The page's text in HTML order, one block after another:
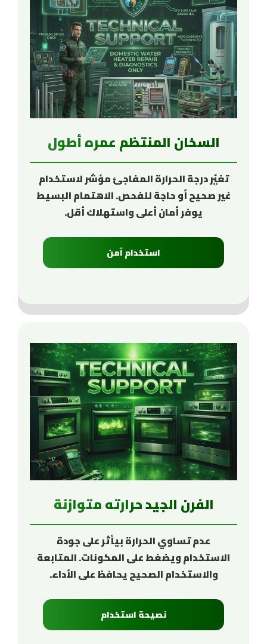
السخان المنتظم عمره أطول
تغيّر درجة الحرارة المفاجئ مؤشر لاستخدام
غير صحيح أو حاجة للفحص. الاهتمام البسيط
يوفر أمان أعلى واستهلاك أقل.
استخدام آمن
الفرن الجيد حرارته متوازنة
عدم تساوي الحرارة بيأثر على جودة
الاستخدام ويضغط على المكونات. المتابعة
والاستخدام الصحيح يحافظ على الأداء.
نصيحة استخدام